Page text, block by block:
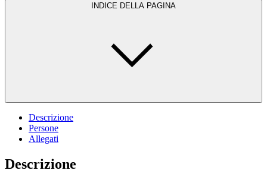
INDICE DELLA PAGINA
Descrizione
Persone
Allegati
Descrizione